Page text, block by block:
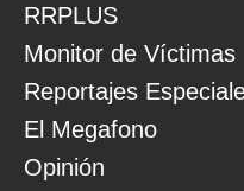
RRPLUS
Monitor de Víctimas
Reportajes
El Megafono
Opinión